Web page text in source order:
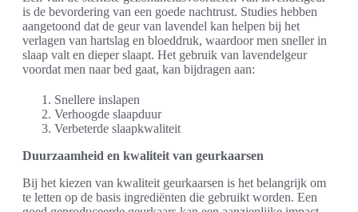
is de bevordering van een goede nachtrust. Studies hebben
aangetoond dat de geur van lavendel kan helpen bij het
verlagen van hartslag en bloeddruk, waardoor men sneller in
slaap valt en dieper slaapt. Het gebruik van lavendelgeur
voordat men naar bed gaat, kan bijdragen aan:
Snellere inslapen
Verhoogde slaapduur
Verbeterde slaapkwaliteit
Duurzaamheid en kwaliteit van geurkaarsen
Bij het kiezen van kwaliteit geurkaarsen is het belangrijk om
te letten op de basis ingrediënten die gebruikt worden. Een